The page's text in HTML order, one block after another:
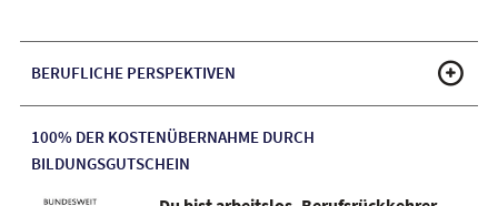
BERUFLICHE PERSPEKTIVEN
100% DER KOSTENÜBERNAHME DURCH
BILDUNGSGUTSCHEIN